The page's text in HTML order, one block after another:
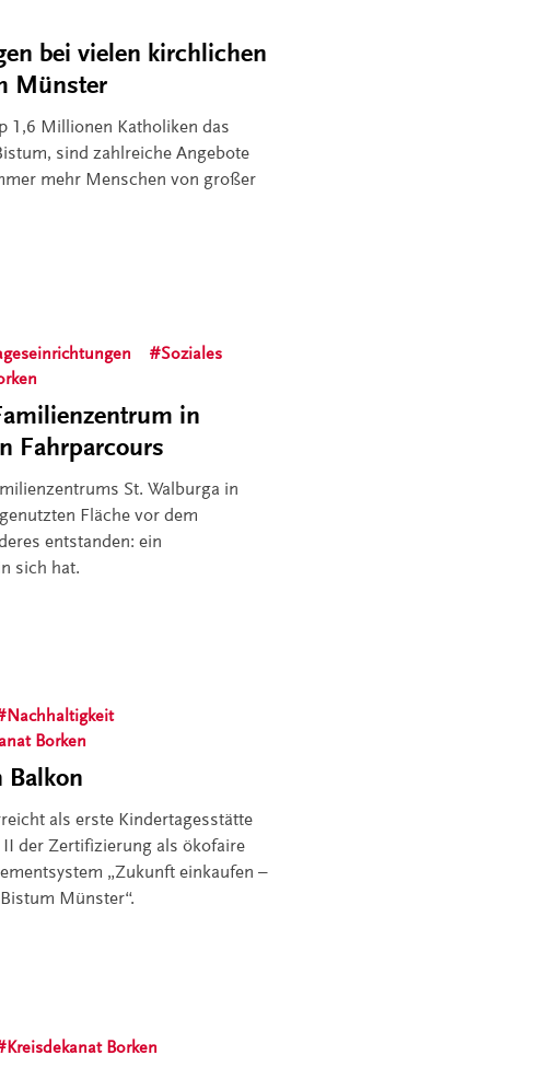
bei vielen kirchlichen
Münster
1,6 Millionen Katholiken das
sind zahlreiche Angebote
mehr Menschen von großer
Soziales
in
Fahrparcours
St. Walburga in
Fläche vor dem
entstanden: ein
sich hat.
Nachhaltigkeit
Borken
Balkon
als erste Kindertagesstätte
der Zertifizierung als ökofaire
„Zukunft einkaufen –
Münster“.
Kreisdekanat Borken